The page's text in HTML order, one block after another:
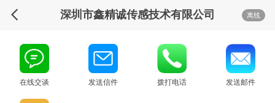
深圳市鑫精诚传感技术有限公司 离线
在线交谈 发送信件 拨打电话 发送邮件